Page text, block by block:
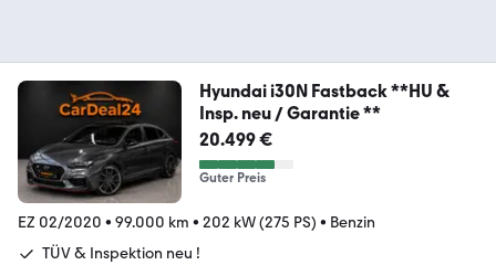
Hyundai i30N Fastback **HU &
Insp. neu / Garantie **
20.499 €
Guter Preis
EZ 02/2020 • 99.000 km • 202 kW (275 PS) • Benzin
TÜV & Inspektion neu !